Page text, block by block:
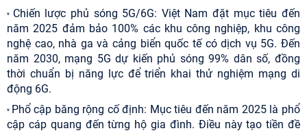
* Chiến lược phủ sóng 5G/6G: Việt Nam đặt mục tiêu đến
năm 2025 đảm bảo 100% các khu công nghiệp, khu công
nghệ cao, nhà ga và cảng biển quốc tế có dịch vụ 5G. Đến
năm 2030, mạng 5G dự kiến phủ sóng 99% dân số, đồng
thời chuẩn bị năng lực để triển khai thử nghiệm mạng di
động 6G.
* Phổ cập băng rộng cố định: Mục tiêu đến năm 2025 là phổ
cập cáp quang đến từng hộ gia đình. Điều này tạo tiền đề